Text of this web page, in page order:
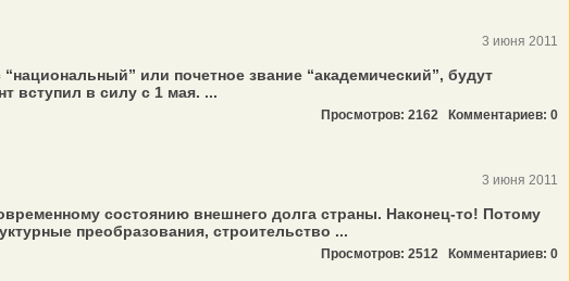
3 июня 2011
или почетное звание “академический”, будут
вступил в силу с 1 мая. ...
Просмотров: 2162 Комментариев: 0
3 июня 2011
состоянию внешнего долга страны. Наконец-то! Потому
преобразования, строительство ...
Просмотров: 2512 Комментариев: 0